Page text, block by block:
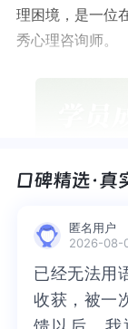
理困境，是一位
秀心理咨询师。
心
匿名用户
2026-08-
已经无法用
收获，被一
已经无法用
收获，被一